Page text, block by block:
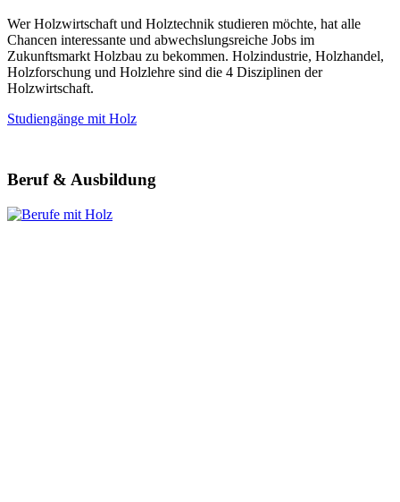
Wer Holzwirtschaft und Holztechnik studieren möchte, hat alle
Chancen interessante und abwechslungsreiche Jobs im
Zukunftsmarkt Holzbau zu bekommen. Holzindustrie, Holzhandel,
Holzforschung und Holzlehre sind die 4 Disziplinen der
Holzwirtschaft.
Studiengänge mit Holz
Beruf & Ausbildung